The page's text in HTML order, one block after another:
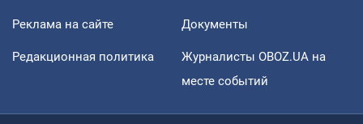
Реклама на сайте Документы
Редакционная политика
Журналисты OBOZ.UA на
месте событий